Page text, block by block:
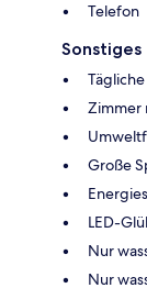
Telefon
Sonstiges
Zimmer
Große
LED-
Nur
Nur